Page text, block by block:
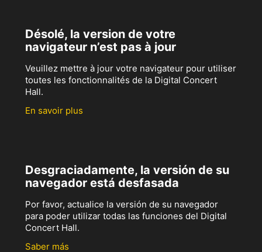
Désolé, la version de votre
navigateur n’est pas à jour
Veuillez mettre à jour votre navigateur pour utiliser
toutes les fonctionnalités de la Digital Concert
Hall.
En savoir plus
Desgraciadamente, la versión de su
navegador está desfasada
Por favor, actualice la versión de su navegador
para poder utilizar todas las funciones del Digital
Concert Hall.
Saber más